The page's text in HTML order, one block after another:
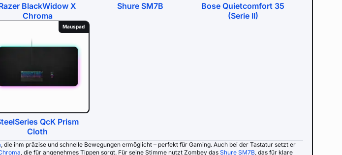
BlackWidow X
Chroma
Shure SM7B
Bose Quietcomfort 35
(Serie II)
Mauspad
QcK Prism
Cloth
, die ihm präzise und schnelle Bewegungen ermöglicht – perfekt für Gaming. Auch bei der Tastatur setzt er
, die für angenehmes Tippen sorgt. Für seine Stimme nutzt Zombey das Shure SM7B, das für klare